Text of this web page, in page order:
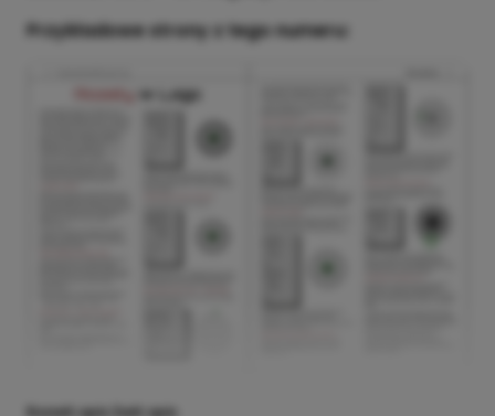
Przykładowe strony z tego numeru:
Rozwiń opis Zwiń opis